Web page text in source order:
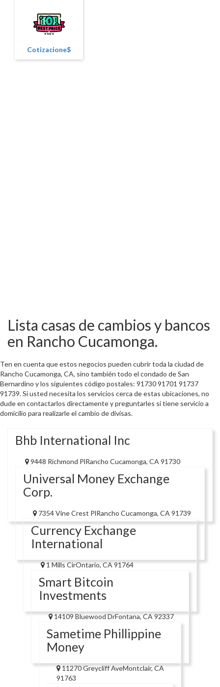
Cotizacione$
Lista casas de cambios y bancos
en Rancho Cucamonga.
Ten en cuenta que estos negocios pueden cubrir toda la ciudad de
Rancho Cucamonga, CA, sino también todo el condado de San
Bernardino y los siguientes código postales: 91730 91701 91737
91739. Si usted necesita los servicios cerca de estas ubicaciones, no
dude en contactarlos directamente y preguntarles si tiene servicio a
domicilio para realizarle el cambio de divisas.
Bhb International Inc
9448 Richmond PlRancho Cucamonga, CA 91730
Universal Money Exchange
Corp.
7354 Vine Crest PlRancho Cucamonga, CA 91739
Currency Exchange
International
1 Mills CirOntario, CA 91764
Smart Bitcoin
Investments
14109 Bluewood DrFontana, CA 92337
Sametime Phillippine
Money
11270 Greycliff AveMontclair, CA
91763